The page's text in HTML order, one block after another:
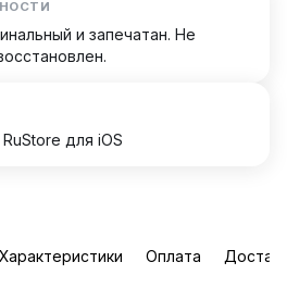
и запечатан. Не
для iOS
Характеристики Оплата